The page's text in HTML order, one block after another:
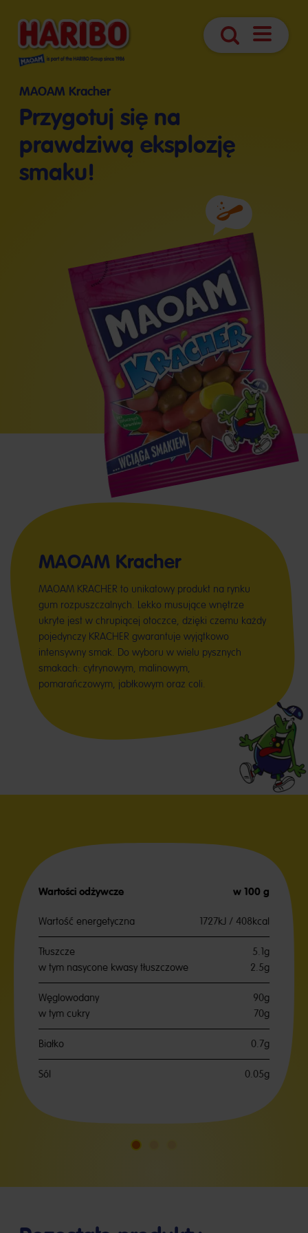
Szukaj
Otwórz
MAOAM Kracher
Przygotuj się na
prawdziwą eksplozję
smaku!
Składniki
MAOAM Kracher
MAOAM KRACHER to unikatowy produkt na rynku
gum rozpuszczalnych. Lekko musujące wnętrze
ukryte jest w chrupiącej otoczce, dzięki czemu każdy
pojedynczy KRACHER gwarantuje wyjątkowo
intensywny smak. Do wyboru w wielu pysznych
smakach: cytrynowym, malinowym,
pomarańczowym, jabłkowym oraz coli.
Wartości odżywcze w 100 g
Wartość energetyczna 1727kJ / 408kcal
Tłuszcze
5.1g
w tym nasycone kwasy tłuszczowe
2.5g
Węglowodany
90g
w tym cukry
70g
Białko 0.7g
Sól 0.05g
Idź
1
2
3